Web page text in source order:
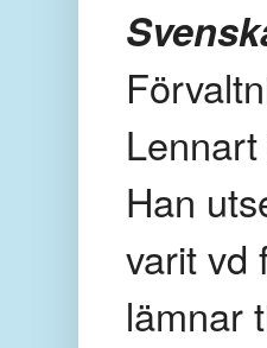
Han
varit vd
lämnar